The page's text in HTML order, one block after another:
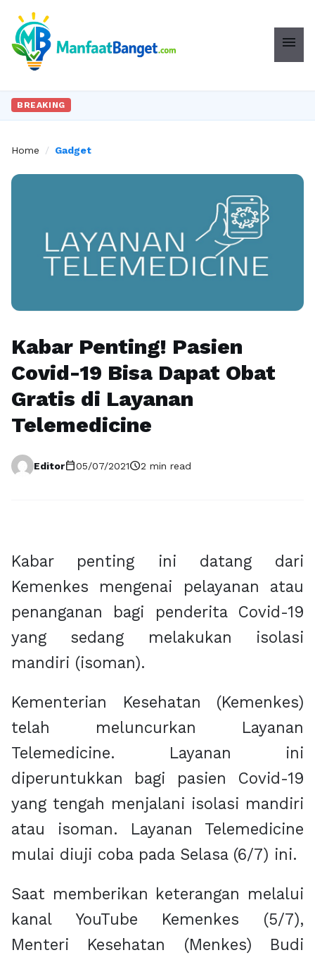
menu
BREAKING
Home / Gadget
Kabar Penting! Pasien
Covid-19 Bisa Dapat Obat
Gratis di Layanan
Telemedicine
Editorcalendar_today05/07/2021schedule2 min read
Kabar penting ini datang dari
Kemenkes mengenai pelayanan atau
penanganan bagi penderita Covid-19
yang sedang melakukan isolasi
mandiri (isoman).
Kementerian Kesehatan (Kemenkes)
telah meluncurkan Layanan
Telemedicine. Layanan ini
diperuntukkan bagi pasien Covid-19
yang tengah menjalani isolasi mandiri
atau isoman. Layanan Telemedicine
mulai diuji coba pada Selasa (6/7) ini.
Saat memberikan keterangan melalui
kanal YouTube Kemenkes (5/7),
Menteri Kesehatan (Menkes) Budi